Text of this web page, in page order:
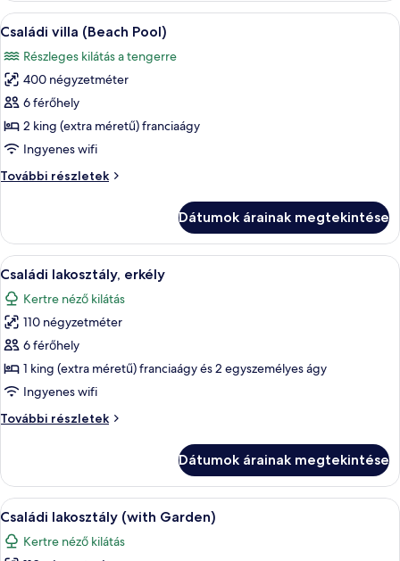
A
következő
szoba
összes
képének
megtekintése:
Családi
(Beach
Családi villa (Beach Pool) |
9
Családi villa (Beach Pool)
Részleges kilátás a tengerre
400 négyzetméter
6 férőhely
2 king (extra méretű) franciaágy
Ingyenes wifi
További részletek
Családi
további
részletei
Dátumok árainak megtekintése
A
következő
szoba
összes
képének
megtekintése:
Családi
erkély
Egy szoba, melyben egy üvegajtó
7
Családi lakosztály, erkély
Kertre néző kilátás
110 négyzetméter
6 férőhely
1 king (extra méretű) franciaágy és 2 egyszemélyes ágy
Ingyenes wifi
További részletek
Családi
részletei
Dátumok árainak megtekintése
A
következő
szoba
Egy szállodai szoba, amelyben egy
5
Családi lakosztály (with Garden)
Kertre néző kilátás